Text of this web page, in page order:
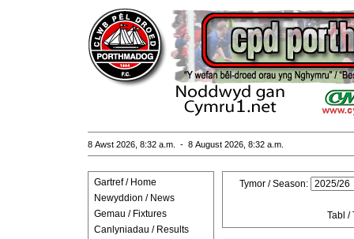
8 Awst 2026, 8:32 a.m. - 8 August 2026, 8:32 a.m.
Gartref / Home
Newyddion / News
Gemau / Fixtures
Canlyniadau / Results
Tymor / Season:
Tabl /